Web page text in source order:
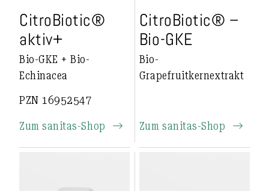
CitroBiotic®
aktiv+
Bio-GKE + Bio-
Echinacea
PZN 16952547
Zum sanitas-Shop
CitroBiotic® –
Bio-GKE
Bio-
Grapefruitkernextrakt
Zum sanitas-Shop